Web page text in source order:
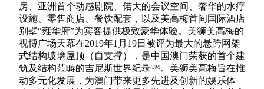
房、亚洲首个动感剧院、偌大的会议空间、奢华的水疗
设施、零售商店、餐饮配套，以及美高梅首间国际酒店
别墅“雍华府”为宾客提供极致豪华体验。美狮美高梅的
视博广场天幕在2019年1月19日被评为最大的悬跨网架
式结构玻璃屋顶（自支撑），是中国澳门荣获的首个建
筑及结构范畴的吉尼斯世界纪录™。美狮美高梅旨在推
动多元化发展，为澳门带来更多先进及创新的娱乐体